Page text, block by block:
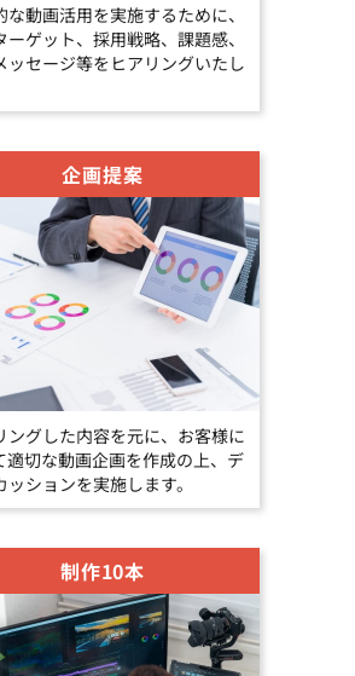
な動画活用を実施するために、
ーゲット、採用戦略、課題感、
ッセージ等をヒアリングいたし
企画提案
ングした内容を元に、お客様に
適切な動画企画を作成の上、デ
ッションを実施します。
制作10本